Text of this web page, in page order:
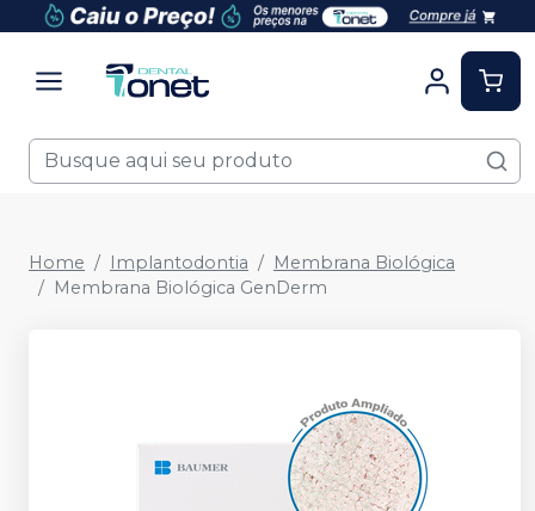
Home Implantodontia
Membrana Biológica
Membrana Biológica GenDerm